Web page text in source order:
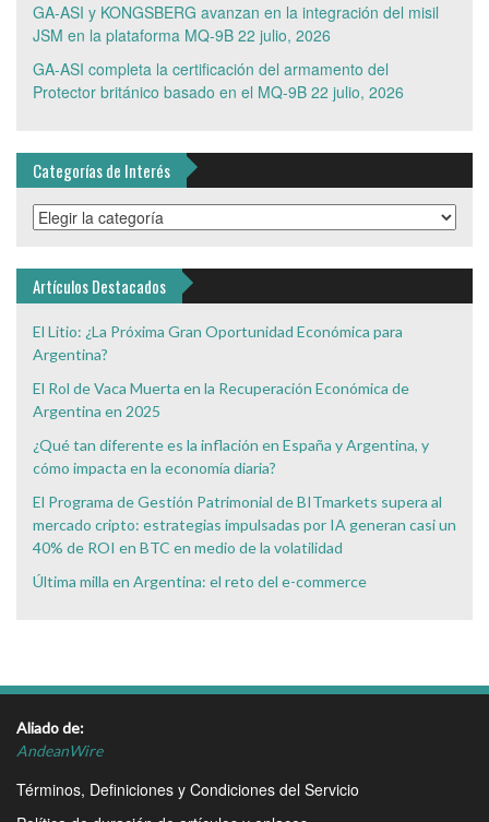
GA-ASI y KONGSBERG avanzan en la integración del misil
JSM en la plataforma MQ-9B 22 julio, 2026
GA-ASI completa la certificación del armamento del
Protector británico basado en el MQ-9B 22 julio, 2026
Categorías de Interés
Categorías
de
Artículos Destacados
El Litio: ¿La Próxima Gran Oportunidad Económica para
Argentina?
El Rol de Vaca Muerta en la Recuperación Económica de
Argentina en 2025
¿Qué tan diferente es la inflación en España y Argentina, y
cómo impacta en la economía diaria?
El Programa de Gestión Patrimonial de BITmarkets supera al
mercado cripto: estrategias impulsadas por IA generan casi un
40% de ROI en BTC en medio de la volatilidad
Última milla en Argentina: el reto del e-commerce
Aliado de:
AndeanWire
Términos, Definiciones y Condiciones del Servicio